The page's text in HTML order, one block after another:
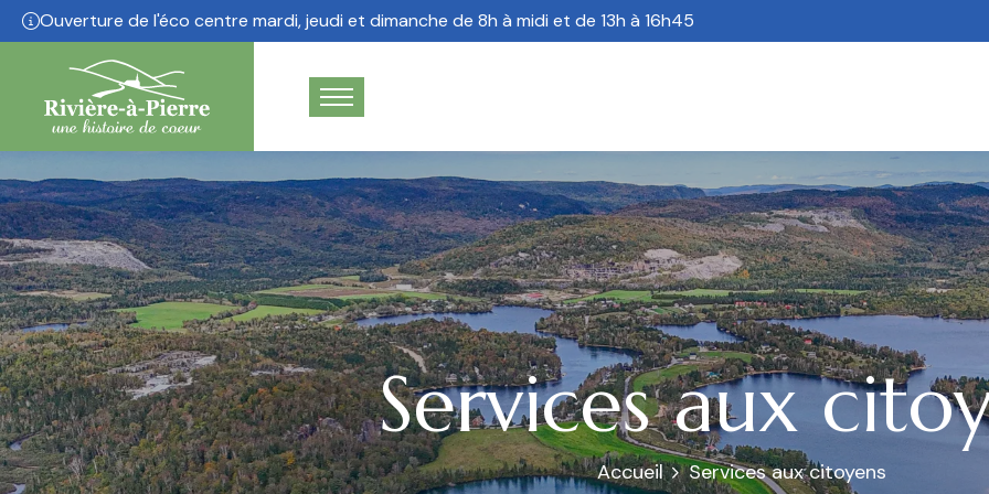
Ouverture de l'éco centre mardi, jeudi et dimanche de 8h à midi et de 13h à 16h45
Ne plus afficher
Services aux
Accueil Services aux citoyens